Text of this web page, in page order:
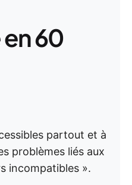
en 60
partout et à
problèmes liés aux
incompatibles ».